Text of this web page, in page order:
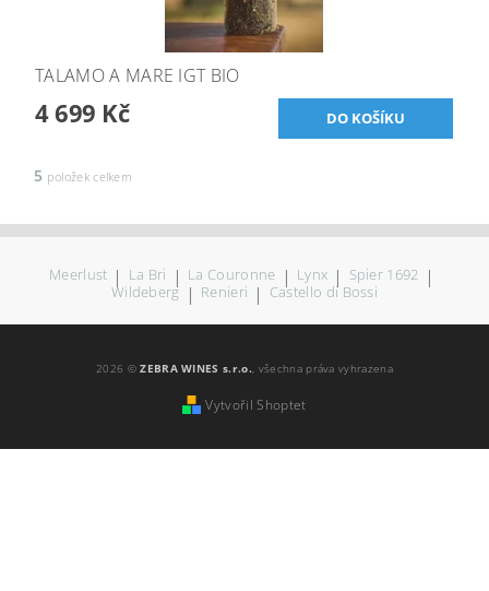
TALAMO A MARE IGT BIO
4 699 Kč
5 položek celkem
Meerlust | La Bri | La Couronne | Lynx | Spier 1692 |
Wildeberg | Renieri | Castello di Bossi
2026 ©ZEBRA WINES s.r.o. , všechna práva vyhrazena
Vytvořil Shoptet